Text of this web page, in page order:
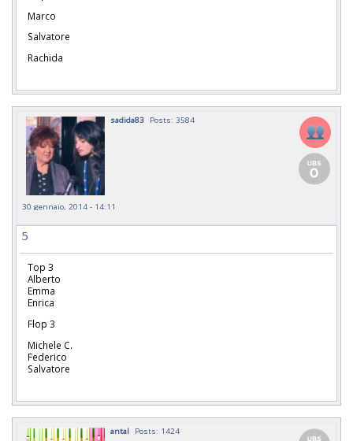
Marco
Salvatore
Rachida
sadida83 Posts: 3584
30 gennaio, 2014 - 14:11
5
Top 3
Alberto
Emma
Enrica
Flop 3
Michele C.
Federico
Salvatore
antal Posts: 1424